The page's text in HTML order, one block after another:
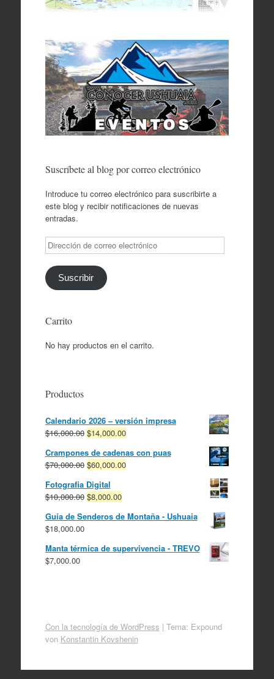
Suscríbete al blog por correo electrónico
Introduce tu correo electrónico para suscribirte a
este blog y recibir notificaciones de nuevas
entradas.
Dirección
de
correo
electrónico
Suscribir
Carrito
No hay productos en el carrito.
Productos
Calendario 2026 – versión impresa
$16,000.00 El
original
era:
$16,000.00.
$14,000.00El
actual
es:
Crampones de cadenas con puas
$70,000.00 El
original
era:
$70,000.00.
$60,000.00El
$60,000.00.
Fotografia Digital
$10,000.00 El
original
$10,000.00.
$8,000.00El
actual
$8,000.00.
Guía de Senderos de Montaña - Ushuaia
$18,000.00
Manta térmica de supervivencia - TREVO
$7,000.00
Con la tecnología de WordPress | Tema: Expound
von Konstantin Kovshenin